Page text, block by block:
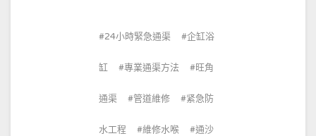
24小時緊急通渠 企缸浴
缸 專業通渠方法 旺角
通渠 管道維修 紧急防
水工程 維修水喉 通沙